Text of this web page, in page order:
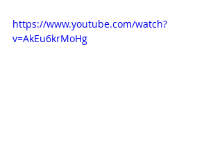
https://www.youtube.com/watch?
v=AkEu6krMoHg